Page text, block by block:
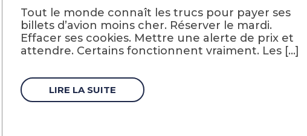
Tout le monde connaît les trucs pour payer ses
billets d’avion moins cher. Réserver le mardi.
Effacer ses cookies. Mettre une alerte de prix et
attendre. Certains fonctionnent vraiment. Les [...]
LIRE LA SUITE